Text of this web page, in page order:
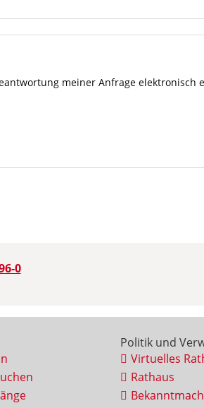
meiner Anfrage elektronisch
0
Politik und
Virtuelles
Rathaus